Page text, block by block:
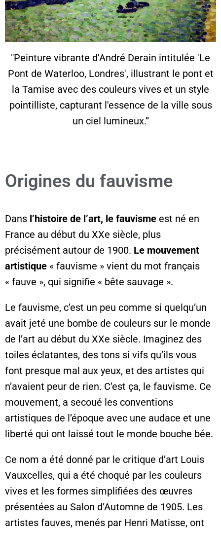
"Peinture vibrante d'André Derain intitulée 'Le
Pont de Waterloo, Londres', illustrant le pont et
la Tamise avec des couleurs vives et un style
pointilliste, capturant l'essence de la ville sous
un ciel lumineux.”
Origines du fauvisme
Dans l’histoire de l’art, le fauvisme est né en
France au début du XXe siècle, plus
précisément autour de 1900. Le mouvement
artistique « fauvisme » vient du mot français
« fauve », qui signifie « bête sauvage ».
Le fauvisme, c’est un peu comme si quelqu’un
avait jeté une bombe de couleurs sur le monde
de l’art au début du XXe siècle. Imaginez des
toiles éclatantes, des tons si vifs qu’ils vous
font presque mal aux yeux, et des artistes qui
n’avaient peur de rien. C’est ça, le fauvisme. Ce
mouvement, a secoué les conventions
artistiques de l’époque avec une audace et une
liberté qui ont laissé tout le monde bouche bée.
Ce nom a été donné par le critique d’art Louis
Vauxcelles, qui a été choqué par les couleurs
vives et les formes simplifiées des œuvres
présentées au Salon d’Automne de 1905. Les
artistes fauves, menés par Henri Matisse, ont